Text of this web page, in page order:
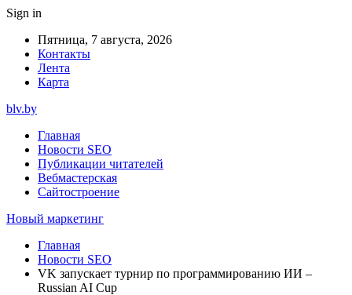
Sign in
Пятница, 7 августа, 2026
Контакты
Лента
Карта
blv.by
Главная
Новости SEO
Публикации читателей
Вебмастерская
Сайтостроение
Новый маркетинг
Главная
Новости SEO
VK запускает турнир по программированию ИИ –
Russian AI Cup